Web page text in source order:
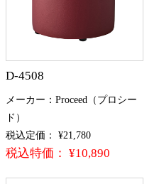
D-4508
メーカー：Proceed（プロシー
ド）
税込定価： ¥21,780
税込特価： ¥10,890